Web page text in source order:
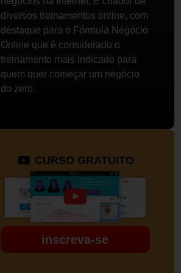
diversos treinamentos online, com
destaque para o Fórmula Negócio
Online que é considerado o
treinamento mais indicado para
quem quer começar um negócio
do zero.
CURSO GRATUITO
inscreva-se